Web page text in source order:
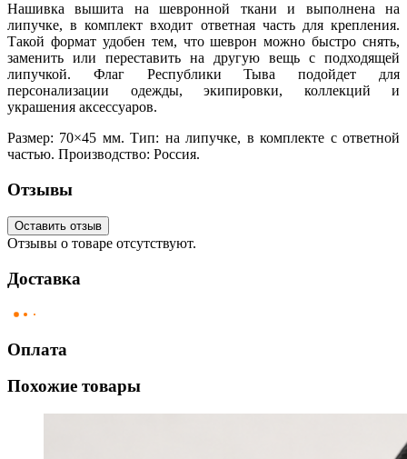
Нашивка вышита на шевронной ткани и выполнена на
липучке, в комплект входит ответная часть для крепления.
Такой формат удобен тем, что шеврон можно быстро снять,
заменить или переставить на другую вещь с подходящей
липучкой. Флаг Республики Тыва подойдет для
персонализации одежды, экипировки, коллекций и
украшения аксессуаров.
Размер: 70×45 мм. Тип: на липучке, в комплекте с ответной
частью. Производство: Россия.
Отзывы
Оставить отзыв
Отзывы о товаре отсутствуют.
Доставка
Оплата
Похожие товары